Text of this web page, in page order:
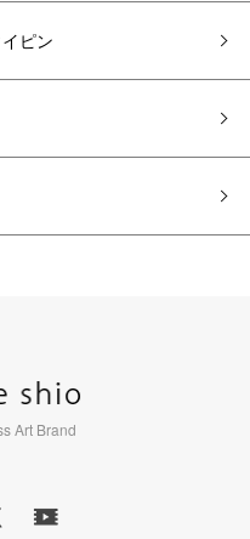
ピン
Art Brand